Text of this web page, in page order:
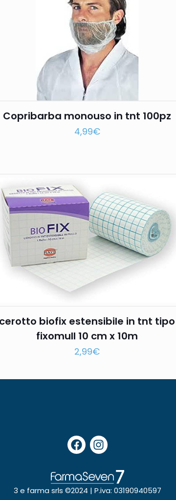
Copribarba monouso in tnt 100pz
4,99€
cerotto biofix estensibile in tnt tipo
fixomull 10 cm x 10m
2,99€
3 e farma srls ©2024 | P.iva: 03190940597